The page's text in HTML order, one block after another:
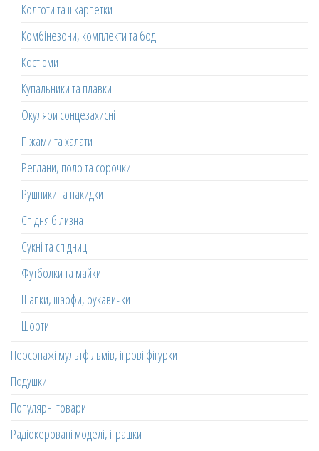
Колготи та шкарпетки
Комбінезони, комплекти та боді
Костюми
Купальники та плавки
Окуляри сонцезахисні
Піжами та халати
Реглани, поло та сорочки
Рушники та накидки
Спідня білизна
Сукні та спідниці
Футболки та майки
Шапки, шарфи, рукавички
Шорти
Персонажі мультфільмів, ігрові фігурки
Подушки
Популярні товари
Радіокеровані моделі, іграшки